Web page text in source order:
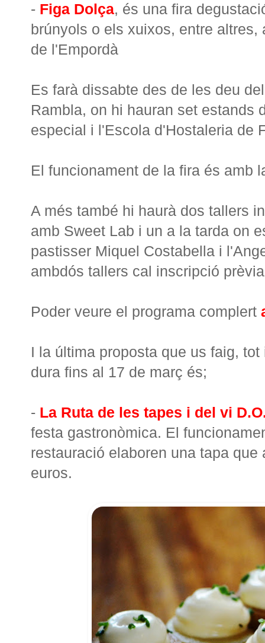
- Figa Dolça, és una fira
brúnyols o els xuixos, entre
de l'Empordà
Es farà dissabte des de les deu
Rambla, on hi hauran set estands
especial i l'Escola d'Hostaleria de
El funcionament de la fira és amb
A més també hi haurà dos tallers
amb Sweet Lab i un a la tarda on
pastisser Miquel Costabella i
ambdós tallers cal inscripció
Poder veure el programa complert
I la última proposta que us faig,
dura fins al 17 de març és;
- La Ruta de les tapes i del vi
festa gastronòmica. El
restauració elaboren una tapa
euros.